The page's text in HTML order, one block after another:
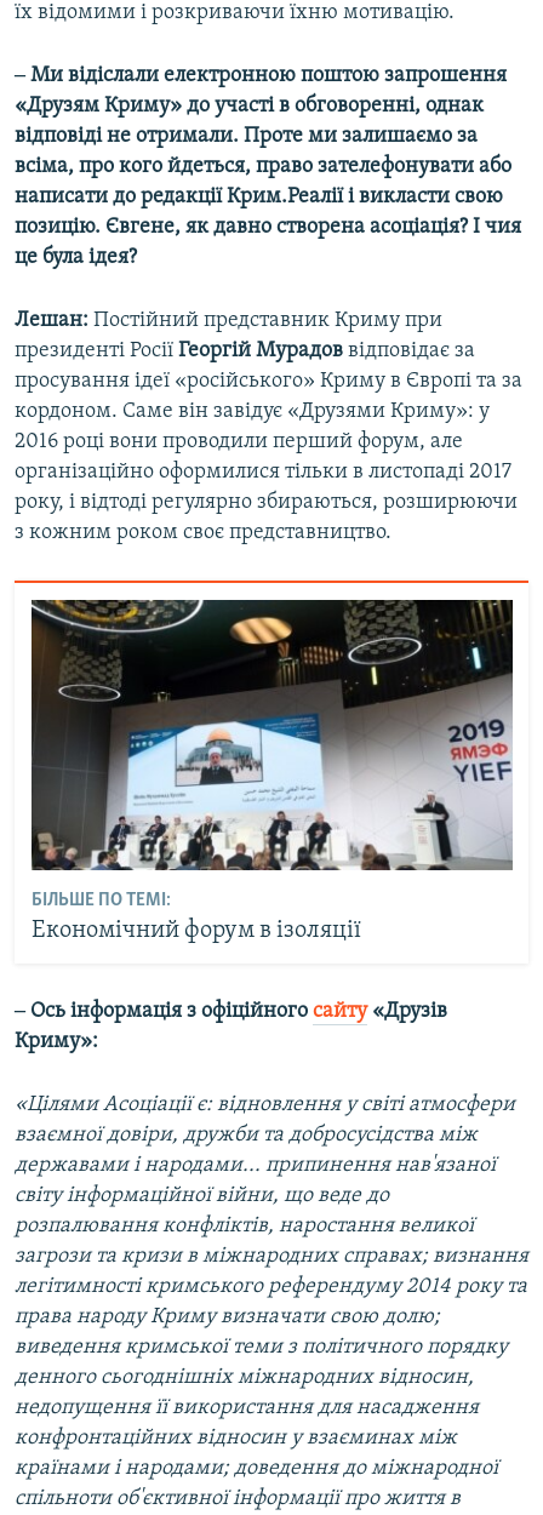
їх відомими і розкриваючи їхню мотивацію.
‒ Ми відіслали електронною поштою запрошення
«Друзям Криму» до участі в обговоренні, однак
відповіді не отримали. Проте ми залишаємо за
всіма, про кого йдеться, право зателефонувати або
написати до редакції Крим.Реалії і викласти свою
позицію. Євгене, як давно створена асоціація? І чия
це була ідея?
Лешан: Постійний представник Криму при
президенті Росії Георгій Мурадов відповідає за
просування ідеї «російського» Криму в Європі та за
кордоном. Саме він завідує «Друзями Криму»: у
2016 році вони проводили перший форум, але
організаційно оформилися тільки в листопаді 2017
року, і відтоді регулярно збираються, розширюючи
з кожним роком своє представництво.
БІЛЬШЕ ПО ТЕМІ:
Економічний форум в ізоляції
‒ Ось інформація з офіційного сайту«Друзів
Криму»:
«Цілями Асоціації є: відновлення у світі атмосфери
взаємної довіри, дружби та добросусідства між
державами і народами... припинення нав'язаної
світу інформаційної війни, що веде до
розпалювання конфліктів, наростання великої
загрози та кризи в міжнародних справах; визнання
легітимності кримського референдуму 2014 року та
права народу Криму визначати свою долю;
виведення кримської теми з політичного порядку
денного сьогоднішніх міжнародних відносин,
недопущення її використання для насадження
конфронтаційних відносин у взаєминах між
країнами і народами; доведення до міжнародної
спільноти об'єктивної інформації про життя в